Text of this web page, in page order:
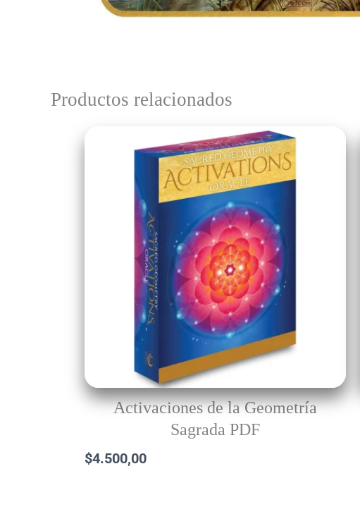
Productos relacionados
Activaciones de la Geometría
Sagrada PDF
$4.500,00